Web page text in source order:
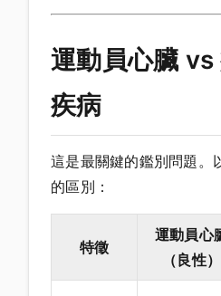
運動員心臟 vs
疾病
這是最關鍵的鑑別問題。
的區別：
特徵
運動員心
（良性）